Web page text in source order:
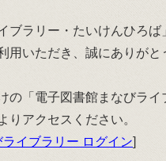
ブラリー・たいけんひろ
用いただき、誠にありがと
の「電子図書館まなびラ
りアクセスください。
イブラリー ログイン]